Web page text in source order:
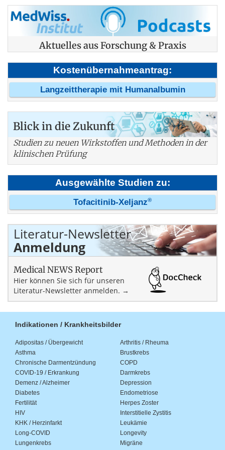
Aktuelles aus Forschung & Praxis
Kostenübernahmeantrag:
Langzeittherapie mit Humanalbumin
Blick in die Zukunft
Studien zu neuen Wirkstoffen und Methoden in der
klinischen Prüfung
Ausgewählte Studien zu:
Tofacitinib-Xeljanz®
Literatur-Newsletter
Anmeldung
Medical NEWS Report
Hier können Sie sich für unseren
Literatur-Newsletter anmelden. →
Indikationen / Krankheitsbilder
Adipositas / Übergewicht
Arthritis / Rheuma
Asthma
Brustkrebs
Chronische Darmentzündung
COPD
COVID-19 / Erkrankung
Darmkrebs
Demenz / Alzheimer
Depression
Diabetes
Endometriose
Fertilität
Herpes Zoster
HIV
Interstitielle Zystitis
KHK / Herzinfarkt
Leukämie
Long-COVID
Longevity
Lungenkrebs
Migräne